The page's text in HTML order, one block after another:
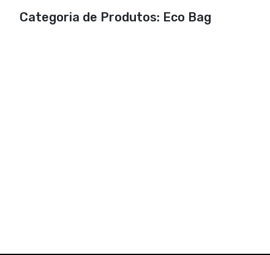
Categoria de Produtos: Eco Bag